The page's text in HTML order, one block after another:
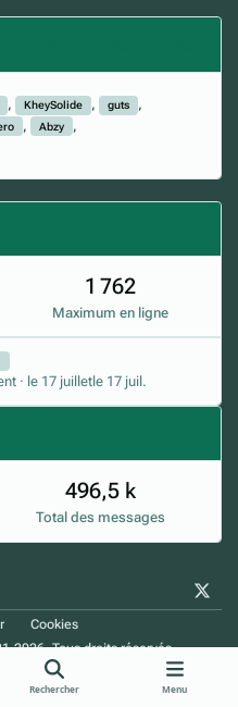
KheySolide
guts
Abzy
1 762
Maximum en ligne
· le 17 juilletle 17 juil.
Total des messages
496,5 k
Cookies
2026. Tous droits réservés.
Community
Rechercher Menu